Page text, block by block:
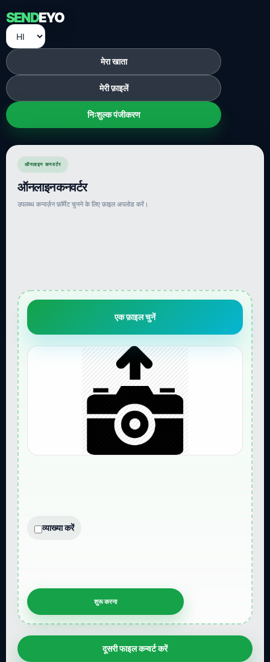
SENDEYO
मेरा खाता
मेरी फ़ाइलें
निःशुल्क पंजीकरण
ऑनलाइन कनवर्टर
ऑनलाइन कनवर्टर
उपलब्ध कन्वर्ज़न फ़ॉर्मेट चुनने के लिए फ़ाइल अपलोड करें।
एक फ़ाइल चुनें
व्याख्या करें
दूसरी फाइल कन्वर्ट करें